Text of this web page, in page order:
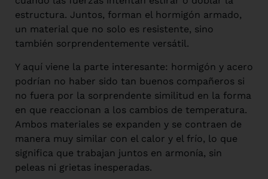
estructura. Juntos, forman el hormigón armado,
un material que no solo es resistente, sino
también sorprendentemente versátil.
Y aquí viene la parte interesante: hormigón y acero
podrían no haber sido tan buenos compañeros si
no fuera por la sorprendente similitud en la forma
en que reaccionan a los cambios de temperatura.
Ambos materiales se expanden y se contraen de
manera muy similar con el calor y el frío, lo que
significa que trabajan juntos en armonía, sin
peleas ni grietas inesperadas.